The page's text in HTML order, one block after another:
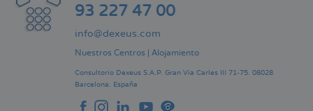
93 227 47 00
info@dexeus.com
Nuestros Centros Alojamiento
Consultorio Dexeus S.A.P. Gran Via Carles III 71-75. 08028
Barcelona. España